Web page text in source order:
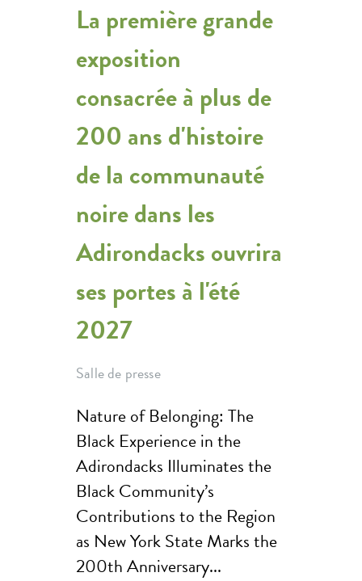
La première grande
exposition
consacrée à plus de
200 ans d'histoire
de la communauté
noire dans les
Adirondacks ouvrira
ses portes à l'été
2027
Salle de presse
Nature of Belonging: The
Black Experience in the
Adirondacks Illuminates the
Black Community’s
Contributions to the Region
as New York State Marks the
200th Anniversary...